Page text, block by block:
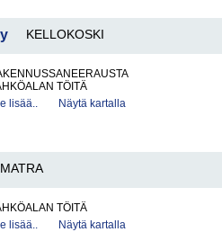
KELLOKOSKI
TÖITÄ
lisää..
Näytä kartalla
TÖITÄ
lisää..
Näytä kartalla